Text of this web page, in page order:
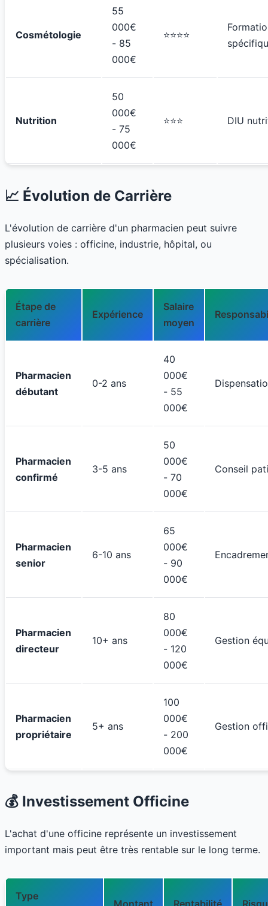
Cosmétologie
55
000€
- 85
000€
⭐⭐⭐⭐
Nutrition
50
000€
- 75
000€
⭐⭐⭐ DIU
📈 Évolution de Carrière
L'évolution de carrière d'un pharmacien peut suivre
plusieurs voies : officine, industrie, hôpital, ou
spécialisation.
Étape de
carrière
Expérience
Salaire
moyen
Pharmacien
débutant
0-2 ans
40
000€
- 55
000€
Pharmacien
confirmé
3-5 ans
50
000€
- 70
000€
Conseil
Pharmacien
senior
6-10 ans
65
000€
- 90
000€
Pharmacien
directeur
10+ ans
80
000€
- 120
000€
Gestion
Pharmacien
propriétaire
5+ ans
100
000€
- 200
000€
Gestion
💰 Investissement Officine
L'achat d'une officine représente un investissement
important mais peut être très rentable sur le long terme.
Type